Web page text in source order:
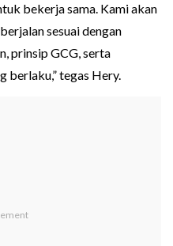
bekerja sama. Kami akan
sesuai dengan
prinsip GCG, serta
berlaku,” tegas Hery.